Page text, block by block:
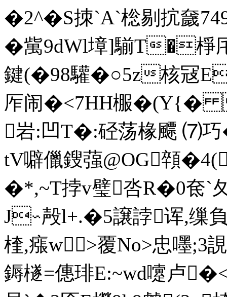
�2^�S拺`A`棇剔抭奯
�歶9dWl墇]騚T�棦
鍵(�98驩�○5z核冦
厏闹�<7HH棴�(Y{�
岩:凹T�:硁荡椽飃 ⑺
tV噼儠鎪蔃@OG顇
�*,~T挬v璧呇R�0奃
J∽殸l+.�5譲誖诨,缫
楏,瘬w>覆No>忠嚜;3
鎒檖=僡琲E:~wd嚔卢